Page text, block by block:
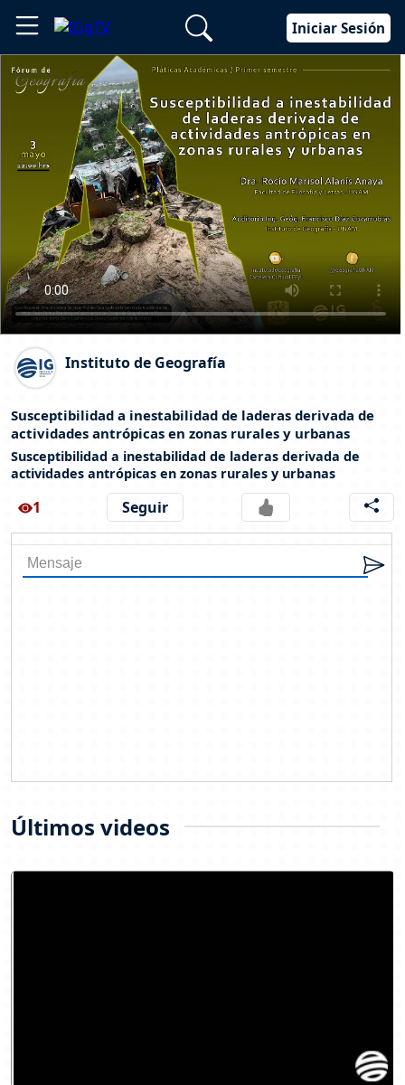
Iniciar Sesión
Instituto de Geografía
Susceptibilidad a inestabilidad de laderas derivada de
actividades antrópicas en zonas rurales y urbanas
Susceptibilidad a inestabilidad de laderas derivada de
actividades antrópicas en zonas rurales y urbanas
1 Seguir
Últimos videos